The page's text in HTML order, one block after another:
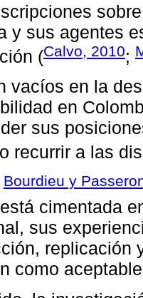
y sus agentes
(Calvo, 2010;
vacíos en la
en
sus
recurrir a las
Bourdieu y
cimentada
sus
replicación
como